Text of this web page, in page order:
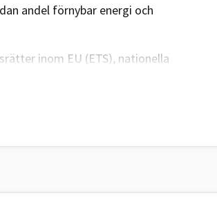
andel förnybar energi och
inom EU (ETS), nationella
för EU, här finns
mål kallat ESR-målet och